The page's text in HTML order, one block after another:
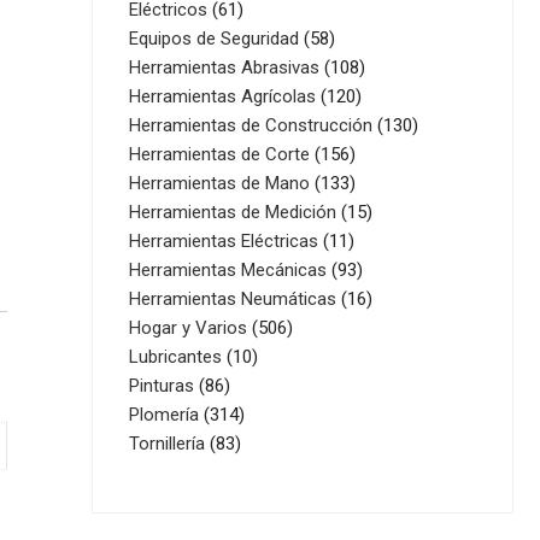
Eléctricos 6161
productos
Equipos de Seguridad 5858
productos
Herramientas Abrasivas 108108
productos
Herramientas Agrícolas 120120
productos
Herramientas de Construcción 130130
Herramientas de Corte 156156
productos
Herramientas de Mano 133133
productos
Herramientas de Medición 1515
Herramientas Eléctricas 1111
productos
Herramientas Mecánicas 9393
productos
Herramientas Neumáticas 1616
Hogar y Varios 506506
Lubricantes 1010
Pinturas 8686
productos
Plomería 314314
productos
Tornillería 8383